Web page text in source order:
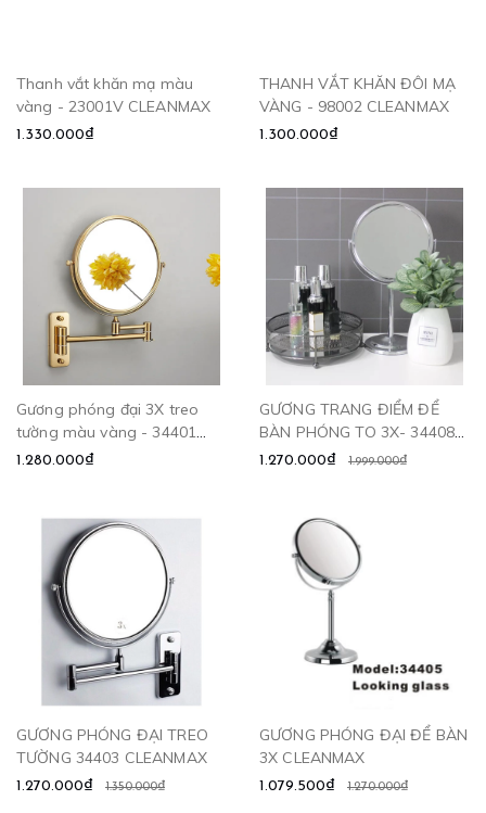
Thanh vắt khăn mạ màu
vàng - 23001V CLEANMAX
1.330.000₫
THANH VẮT KHĂN ĐÔI MẠ
VÀNG - 98002 CLEANMAX
1.300.000₫
Gương phóng đại 3X treo
tường màu vàng - 34401
CLEANMAX
1.280.000₫
GƯƠNG TRANG ĐIỂM ĐỂ
BÀN PHÓNG TO 3X- 34408
CLEANMAX
1.270.000₫ 1.999.000₫
GƯƠNG PHÓNG ĐẠI TREO
TƯỜNG 34403 CLEANMAX
1.270.000₫ 1.350.000₫
GƯƠNG PHÓNG ĐẠI ĐỂ BÀN
3X CLEANMAX
1.079.500₫ 1.270.000₫